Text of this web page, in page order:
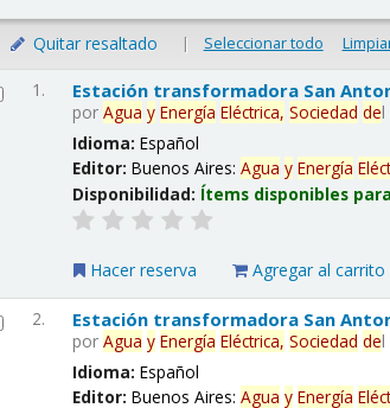
Quitar resaltado | Seleccionar todo
1. Estación transformadora San
porAgua y Energía Eléctrica, Sociedad del
Idioma:Español
Editor:Buenos Aires:Agua y Energía
Disponibilidad: Ítems disponibles
Hacer reserva Agregar al carrito
2. Estación transformadora San
porAgua y Energía Eléctrica, Sociedad del
Idioma:Español
Editor:Buenos Aires:Agua y Energía